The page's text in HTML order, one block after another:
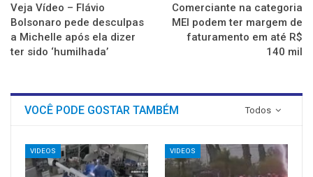
Veja Vídeo – Flávio
Bolsonaro pede desculpas
a Michelle após ela dizer
ter sido ‘humilhada’
Comerciante na categoria
MEI podem ter margem de
faturamento em até R$
140 mil
Todos
VOCÊ PODE GOSTAR TAMBÉM
VIDEOS VIDEOS